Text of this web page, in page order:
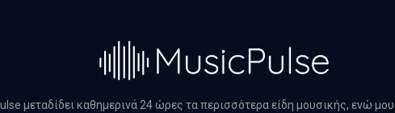
μεταδίδει καθημερινά 24 ώρες τα περισσότερα είδη μουσικής, ενώ